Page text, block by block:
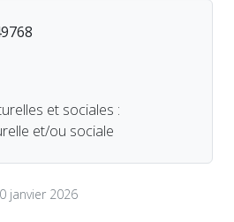
et sociales :
et/ou sociale
janvier 2026